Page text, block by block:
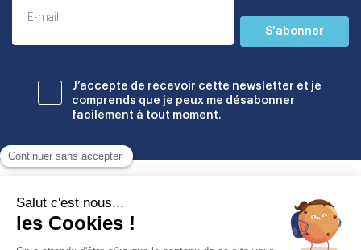
J’accepte de recevoir cette newsletter et je
comprends que je peux me désabonner
facilement à tout moment.
S'abonner